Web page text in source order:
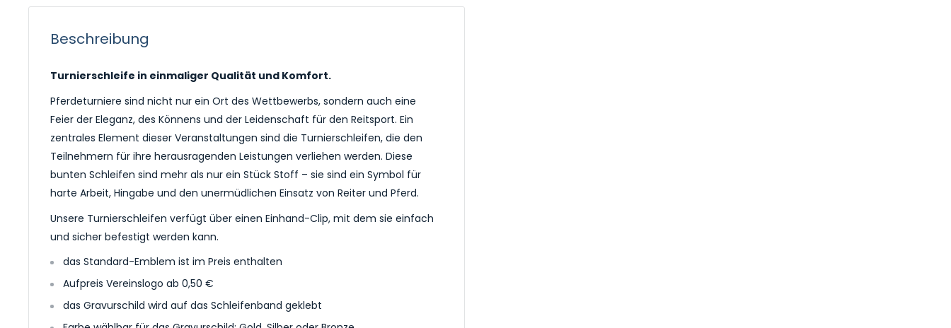
Beschreibung
Turnierschleife in einmaliger Qualität und Komfort.
Pferdeturniere sind nicht nur ein Ort des Wettbewerbs, sondern auch eine
Feier der Eleganz, des Könnens und der Leidenschaft für den Reitsport. Ein
zentrales Element dieser Veranstaltungen sind die Turnierschleifen, die den
Teilnehmern für ihre herausragenden Leistungen verliehen werden. Diese
bunten Schleifen sind mehr als nur ein Stück Stoff – sie sind ein Symbol für
harte Arbeit, Hingabe und den unermüdlichen Einsatz von Reiter und Pferd.
Unsere Turnierschleifen verfügt über einen Einhand-Clip, mit dem sie einfach
und sicher befestigt werden kann.
das Standard-Emblem ist im Preis enthalten
Aufpreis Vereinslogo ab 0,50 €
das Gravurschild wird auf das Schleifenband geklebt